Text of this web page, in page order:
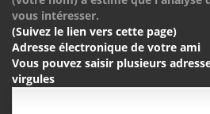
vous intéresser.
(Suivez le lien vers cette page)
Adresse électronique de votre ami
Vous pouvez saisir plusieurs
virgules